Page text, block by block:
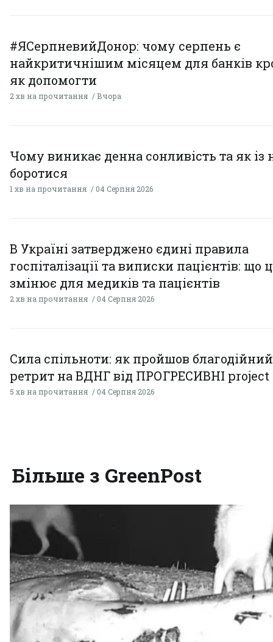
#ЯСерпневийДонор: чому серпень є
найкритичнішим місяцем для банків
як допомогти
2 хв на прочитання Вчора
Чому виникає денна сонливість та як із
боротися
1 хв на прочитання 04 Серпня 2026
В Україні затверджено єдині правила
госпіталізації та виписки пацієнтів: що
змінює для медиків та пацієнтів
2 хв на прочитання 04 Серпня 2026
Сила спільноти: як пройшов благодійний
ретрит на ВДНГ від ПРОГРЕСИВНІ project
5 хв на прочитання 04 Серпня 2026
Більше з GreenPost